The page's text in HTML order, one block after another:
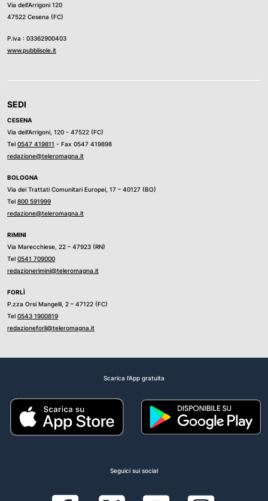
Via dell’Arrigoni 120
47522 Cesena (FC)
P.iva : 03362900403
www.pubblisole.it
SEDI
CESENA
Via dell’Arrigoni, 120 - 47522 (FC)
Tel 0547 419811 - Fax 0547 419898
redazione@teleromagna.it
BOLOGNA
Via dei Trattati Comunitari Europei, 17 – 40127 (BO)
Tel 800 591999
redazione@teleromagna.it
RIMINI
Via Marecchiese, 22 – 47923 (RN)
Tel 0541 709000
redazionerimini@teleromagna.it
FORLÌ
P.zza Orsi Mangelli, 2 – 47122 (FC)
Tel 0543 1900819
redazioneforli@teleromagna.it
Scarica l'App gratuita
Seguici sui social